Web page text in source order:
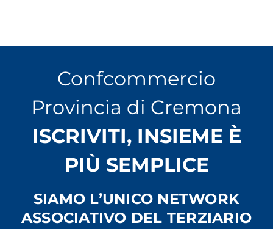
Confcommercio
Provincia di Cremona
ISCRIVITI, INSIEME È
PIÙ SEMPLICE
SIAMO L’UNICO NETWORK
ASSOCIATIVO DEL TERZIARIO